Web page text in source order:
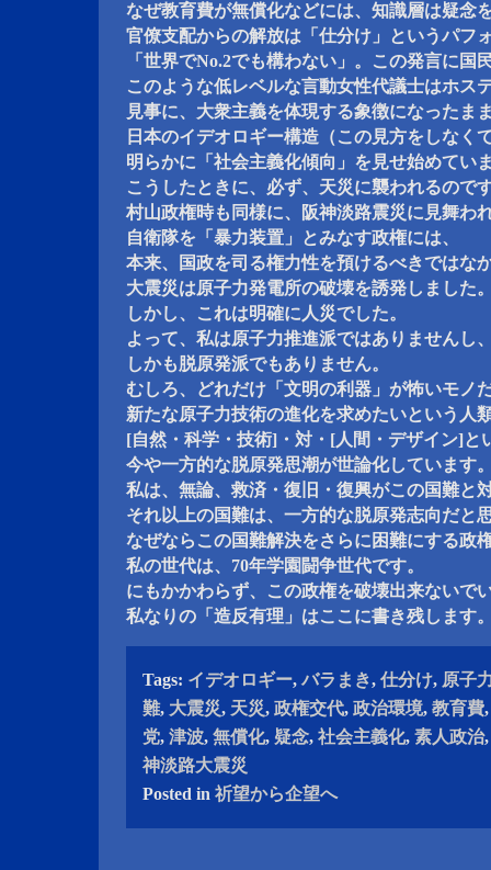
なぜ教育費が無償化などには、知識層は疑念
官僚支配からの解放は「仕分け」というパフ
「世界でNo.2でも構わない」。この発言に国
このような低レベルな言動女性代議士はホス
見事に、大衆主義を体現する象徴になったま
日本のイデオロギー構造（この見方をしなく
明らかに「社会主義化傾向」を見せ始めてい
こうしたときに、必ず、天災に襲われるので
村山政権時も同様に、阪神淡路震災に見舞わ
自衛隊を「暴力装置」とみなす政権には、
本来、国政を司る権力性を預けるべきではな
大震災は原子力発電所の破壊を誘発しました
しかし、これは明確に人災でした。
よって、私は原子力推進派ではありませんし
しかも脱原発派でもありません。
むしろ、どれだけ「文明の利器」が怖いモノ
新たな原子力技術の進化を求めたいという人
[自然・科学・技術]・対・[人間・デザイン]と
今や一方的な脱原発思潮が世論化しています
私は、無論、救済・復旧・復興がこの国難と
それ以上の国難は、一方的な脱原発志向だと
なぜならこの国難解決をさらに困難にする政
私の世代は、70年学園闘争世代です。
にもかかわらず、この政権を破壊出来ないで
私なりの「造反有理」はここに書き残します
Tags: イデオロギー, バラまき, 仕分け, 原子
難, 大震災, 天災, 政権交代, 政治環境, 教育費
党, 津波, 無償化, 疑念, 社会主義化, 素人政治
神淡路大震災
Posted in 祈望から企望へ